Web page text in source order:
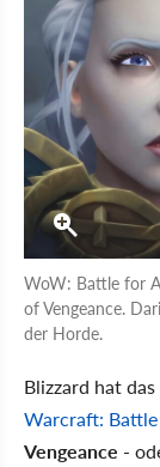
WoW: Battle for
of Vengeance.
der Horde.
Blizzard hat
Warcraft:
Vengeance -